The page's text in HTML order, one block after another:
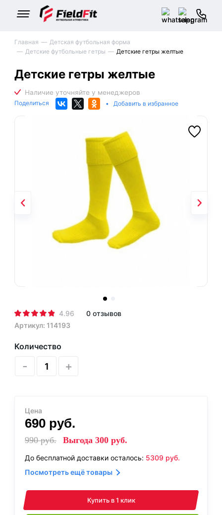
Главная
Детская футбольная форма
Детские футбольные гетры
Детские гетры желтые
Детские гетры желтые
Поделиться • Добавить в избранное
4.96
0 отзывов
Артикул: 114193
Количество
- +
Цена
690 руб.
990руб. Выгода 300 руб.
До бесплатной доставки осталось: 5309 руб.
Посмотреть ещё товары
Купить в 1 клик